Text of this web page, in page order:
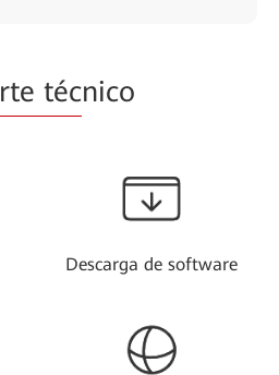
rte técnico
Descarga de software